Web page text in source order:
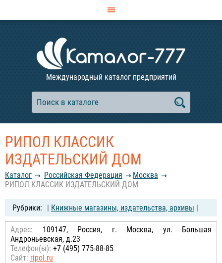
Международный каталог предприятий
РИПОЛ КЛАССИК
ИЗДАТЕЛЬСКИЙ ДОМ
Каталог Российcкая Федерация
Москва
РИПОЛ КЛАССИК ИЗДАТЕЛЬСКИЙ ДОМ
| Книжные магазины, издательства, архивы |
Адрес: 109147, Россия, г. Москва, ул. Большая
Андроньевская, д.23
Телефон(ы): +7 (495) 775-88-85
Сайт: ripol.ru